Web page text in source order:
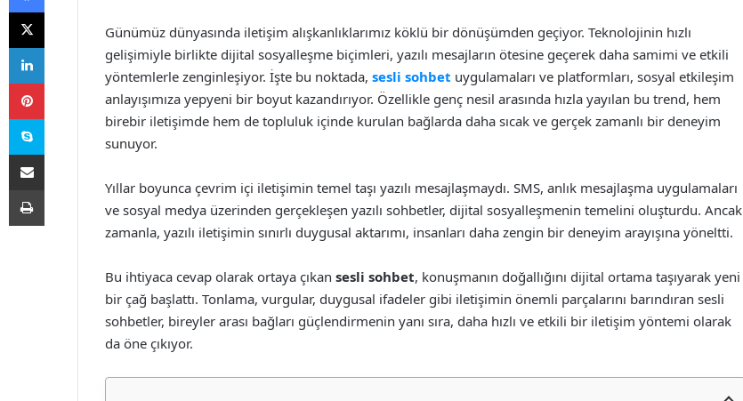
Günümüz dünyasında iletişim alışkanlıklarımız köklü bir dönüşümden geçiyor. Teknolojinin hızlı
gelişimiyle birlikte dijital sosyalleşme biçimleri, yazılı mesajların ötesine geçerek daha samimi ve etkili
yöntemlerle zenginleşiyor. İşte bu noktada, sesli sohbet uygulamaları ve platformları, sosyal etkileşim
anlayışımıza yepyeni bir boyut kazandırıyor. Özellikle genç nesil arasında hızla yayılan bu trend, hem
birebir iletişimde hem de topluluk içinde kurulan bağlarda daha sıcak ve gerçek zamanlı bir deneyim
sunuyor.
Yıllar boyunca çevrim içi iletişimin temel taşı yazılı mesajlaşmaydı. SMS, anlık mesajlaşma uygulamaları
ve sosyal medya üzerinden gerçekleşen yazılı sohbetler, dijital sosyalleşmenin temelini oluşturdu. Ancak
zamanla, yazılı iletişimin sınırlı duygusal aktarımı, insanları daha zengin bir deneyim arayışına yöneltti.
Bu ihtiyaca cevap olarak ortaya çıkan sesli sohbet, konuşmanın doğallığını dijital ortama taşıyarak yeni
bir çağ başlattı. Tonlama, vurgular, duygusal ifadeler gibi iletişimin önemli parçalarını barındıran sesli
sohbetler, bireyler arası bağları güçlendirmenin yanı sıra, daha hızlı ve etkili bir iletişim yöntemi olarak
da öne çıkıyor.
X
LinkedIn
Pinterest
Skype
E-Posta ile paylaş